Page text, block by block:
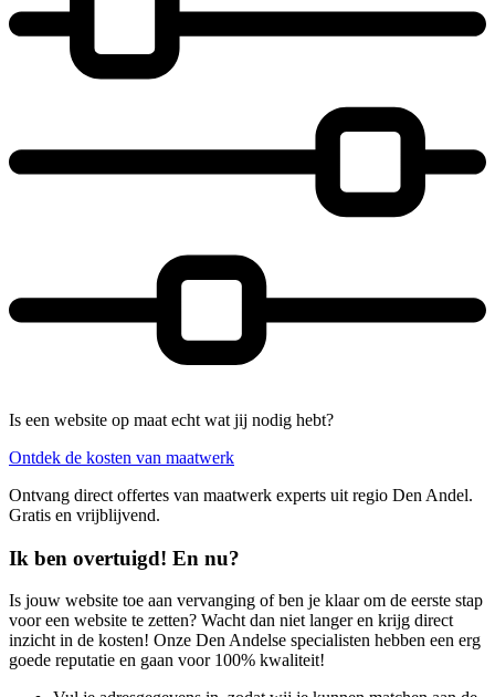
Is een website op maat echt wat jij nodig hebt?
Ontdek de kosten van maatwerk
Ontvang direct offertes van maatwerk experts uit regio Den Andel.
Gratis en vrijblijvend.
Ik ben overtuigd! En nu?
Is jouw website toe aan vervanging of ben je klaar om de eerste stap
voor een website te zetten? Wacht dan niet langer en krijg direct
inzicht in de kosten! Onze Den Andelse specialisten hebben een erg
goede reputatie en gaan voor 100% kwaliteit!